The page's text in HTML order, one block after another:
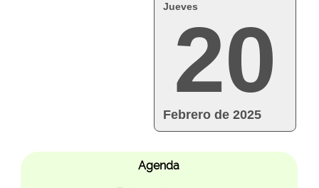
Jueves
20
Febrero de 2025
Agenda